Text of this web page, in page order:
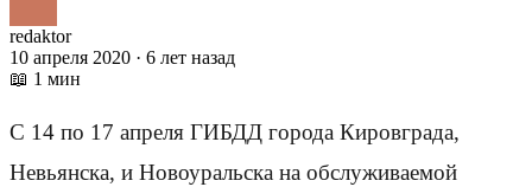
redaktor
10 апреля 2020 · 6 лет назад
📖 1 мин
С 14 по 17 апреля ГИБДД города Кировграда,
Невьянска, и Новоуральска на обслуживаемой